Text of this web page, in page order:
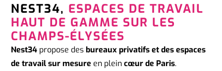
NEST34, ESPACES DE TRAVAIL
HAUT DE GAMME SUR LES
CHAMPS-ÉLYSÉES
Nest34 propose desbureaux privatifs et des espaces
de travail sur mesure en pleincœur de Paris.